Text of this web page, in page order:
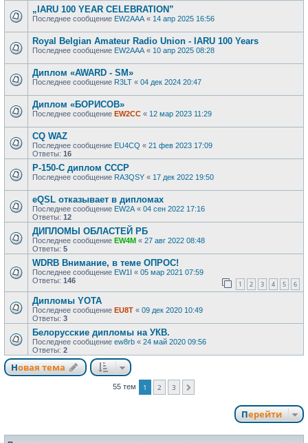
„IARU 100 YEAR CELEBRATION”
Последнее сообщение EW2AAA « 14 апр 2025 16:56
Royal Belgian Amateur Radio Union - IARU 100 Years
Последнее сообщение EW2AAA « 10 апр 2025 08:28
Диплом «AWARD - SM»
Последнее сообщение R3LT « 04 дек 2024 20:47
Диплом «БОРИСОВ»
Последнее сообщение EW2CC « 12 мар 2023 11:29
CQ WAZ
Последнее сообщение EU4CQ « 21 фев 2023 17:09
Ответы: 16
Р-150-С диплом СССР
Последнее сообщение RA3QSY « 17 дек 2022 19:50
eQSL отказывает в дипломах
Последнее сообщение EW2A « 04 сен 2022 17:16
Ответы: 12
ДИПЛОМЫ ОБЛАСТЕЙ РБ
Последнее сообщение EW4M « 27 авг 2022 08:48
Ответы: 5
WDRB Внимание, в теме ОПРОС!
Последнее сообщение EW1I « 05 мар 2021 07:59
Ответы: 146 1 2 3 4 5 6
Дипломы YOTA
Последнее сообщение EU8T « 09 дек 2020 10:49
Ответы: 3
Белорусские дипломы на УКВ.
Последнее сообщение ew8rb « 24 май 2020 09:56
Ответы: 2
Новая тема
55 тем 1 2 3
Перейти